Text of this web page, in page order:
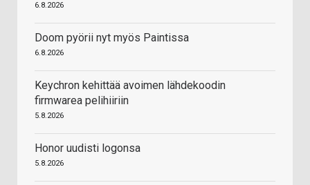
6.8.2026
Doom pyörii nyt myös Paintissa
6.8.2026
Keychron kehittää avoimen lähdekoodin
firmwarea pelihiiriin
5.8.2026
Honor uudisti logonsa
5.8.2026